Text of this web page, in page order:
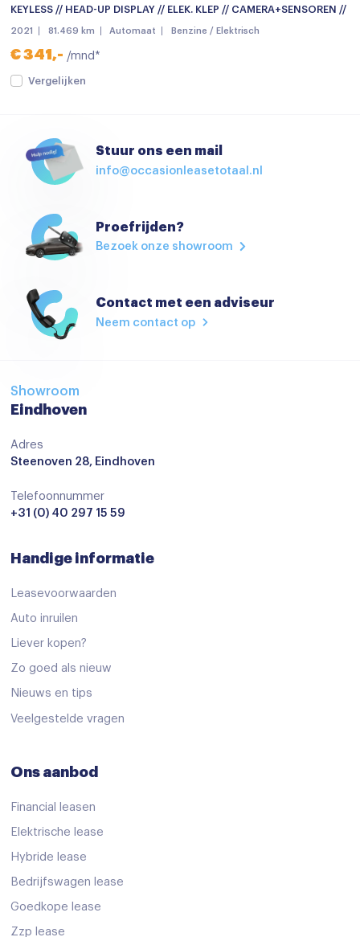
Audio-navigatie full map
Multimedia systeem
Navigatie
Navigatiesysteem
Navigatiesysteem
Airco
Airco met elektronische regeling
Boordcomputer
Climate control
Comfortstoel(en)
Cruisecontrol
Keyless start
keyless start
Multi-functioneel stuurwiel
Regensensor
Sportstuur
Stuurbekrachtiging
Achteruitrijcamera
Airbag(s) side voor
Alarm klasse 1(startblokkering)
Anti Blokkeer Systeem
KEYLESS // HEAD-UP DISPLAY // ELEK. KLEP // CAMERA+SENSOREN //
2021 81.469 km Automaat Benzine / Elektrisch
€ 341,- /mnd*
Vergelijken
Stuur ons een mail
info@occasionleasetotaal.nl
Proefrijden?
Bezoek onze showroom
Contact met een adviseur
Neem contact op
Showroom
Eindhoven
Adres
Steenoven 28, Eindhoven
Telefoonnummer
+31 (0) 40 297 15 59
Handige informatie
Leasevoorwaarden
Auto inruilen
Liever kopen?
Zo goed als nieuw
Nieuws en tips
Veelgestelde vragen
Ons aanbod
Financial leasen
Elektrische lease
Hybride lease
Bedrijfswagen lease
Goedkope lease
Zzp lease